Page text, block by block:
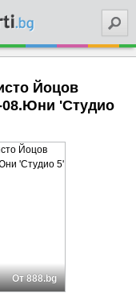
Йоцов
08.Юни 'Студио
От 888.bg